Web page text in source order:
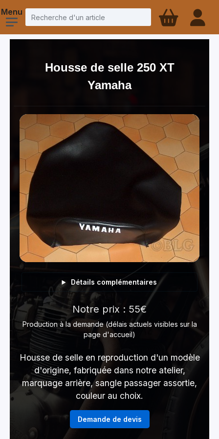
Housse de selle 250 XT
Yamaha
Détails complémentaires
Notre prix : 55€
Production à la demande (délais actuels visibles sur la
page d'accueil)
Housse de selle en reproduction d'un modèle
d'origine, fabriquée dans notre atelier,
marquage arrière, sangle passager assortie,
couleur au choix.
Demande de devis